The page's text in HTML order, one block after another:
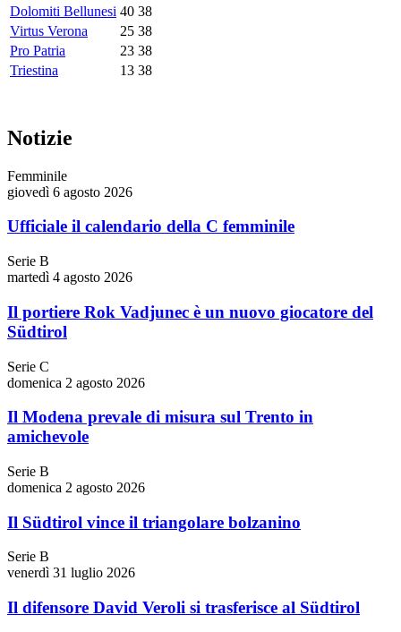
Dolomiti Bellunesi 40 38
Virtus Verona
25 38
Pro Patria
23 38
Triestina
13 38
Notizie
Femminile
giovedì 6 agosto 2026
Ufficiale il calendario della C femminile
Serie B
martedì 4 agosto 2026
Il portiere Rok Vadjunec è un nuovo giocatore del
Südtirol
Serie C
domenica 2 agosto 2026
Il Modena prevale di misura sul Trento in
amichevole
Serie B
domenica 2 agosto 2026
Il Südtirol vince il triangolare bolzanino
Serie B
venerdì 31 luglio 2026
Il difensore David Veroli si trasferisce al Südtirol